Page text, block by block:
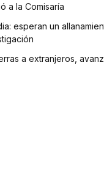
a la Comisaría
esperan un
a extranjeros,